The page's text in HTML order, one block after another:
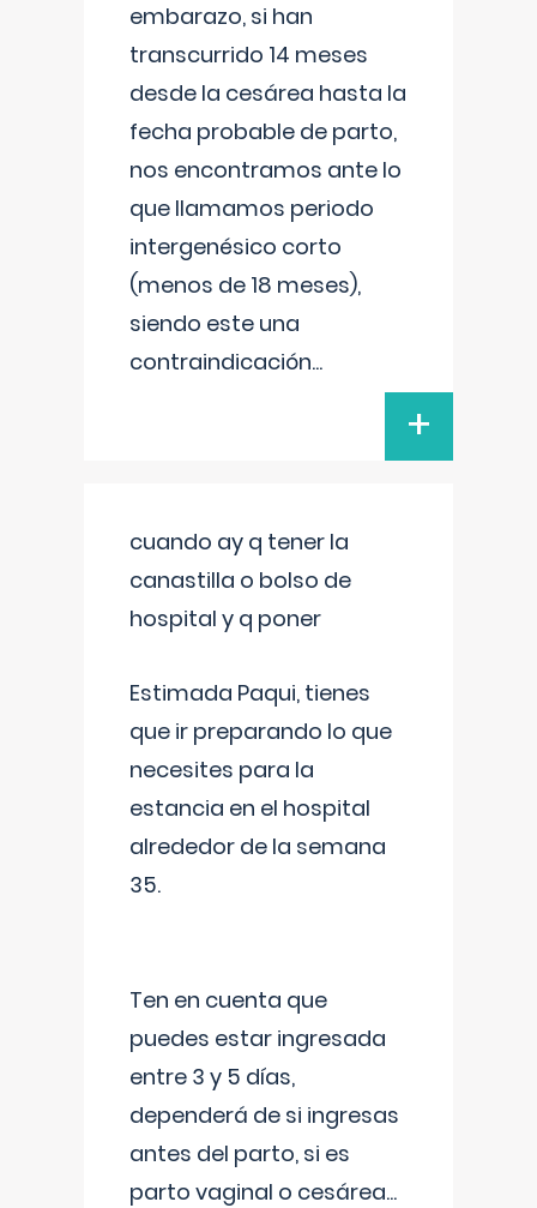
embarazo, si han
transcurrido 14 meses
desde la cesárea hasta la
fecha probable de parto,
nos encontramos ante lo
que llamamos periodo
intergenésico corto
(menos de 18 meses),
siendo este una
contraindicación...
+
cuando ay q tener la
canastilla o bolso de
hospital y q poner
Estimada Paqui, tienes
que ir preparando lo que
necesites para la
estancia en el hospital
alrededor de la semana
35.
Ten en cuenta que
puedes estar ingresada
entre 3 y 5 días,
dependerá de si ingresas
antes del parto, si es
parto vaginal o cesárea...